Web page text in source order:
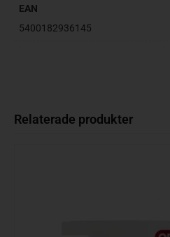
EAN
5400182936145
Relaterade produkter